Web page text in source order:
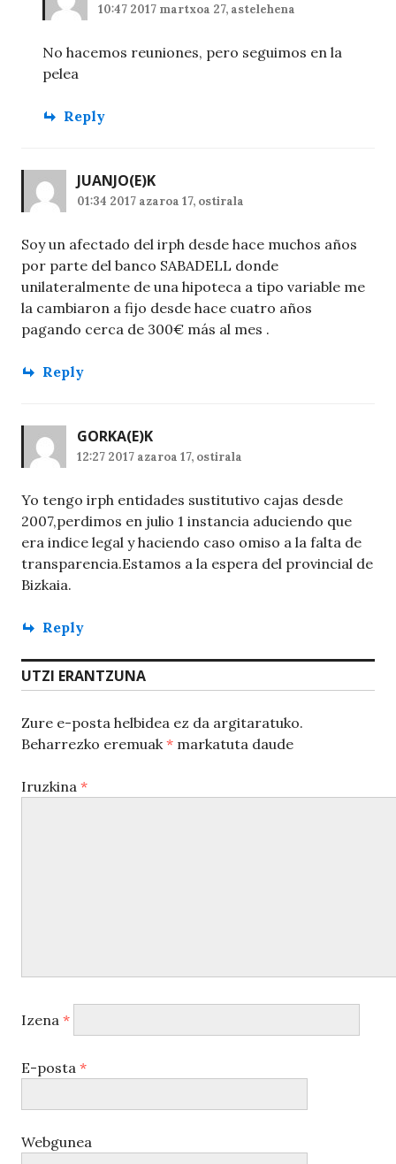
10:47 2017 martxoa 27, astelehena
No hacemos reuniones, pero seguimos en la
pelea
Reply
JUANJO(E)K
01:34 2017 azaroa 17, ostirala
Soy un afectado del irph desde hace muchos años
por parte del banco SABADELL donde
unilateralmente de una hipoteca a tipo variable me
la cambiaron a fijo desde hace cuatro años
pagando cerca de 300€ más al mes .
Reply
GORKA(E)K
12:27 2017 azaroa 17, ostirala
Yo tengo irph entidades sustitutivo cajas desde
2007,perdimos en julio 1 instancia aduciendo que
era indice legal y haciendo caso omiso a la falta de
transparencia.Estamos a la espera del provincial de
Bizkaia.
Reply
UTZI ERANTZUNA
Zure e-posta helbidea ez da argitaratuko.
Beharrezko eremuak * markatuta daude
Iruzkina *
Izena *
E-posta *
Webgunea